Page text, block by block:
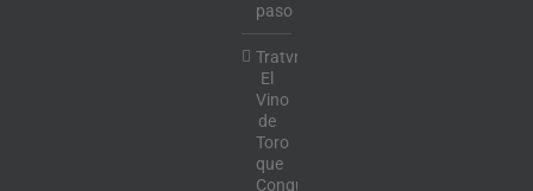
paso
Tratvm:
El
Vino
de
Toro
que
Conquista